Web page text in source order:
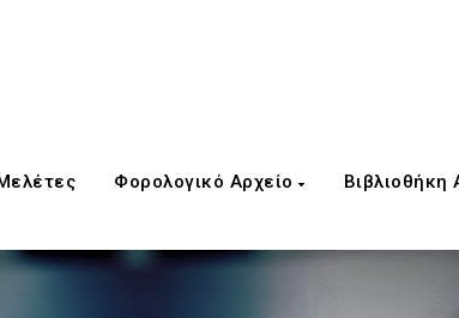
Φορολογικό Αρχείο Βιβλιοθήκη